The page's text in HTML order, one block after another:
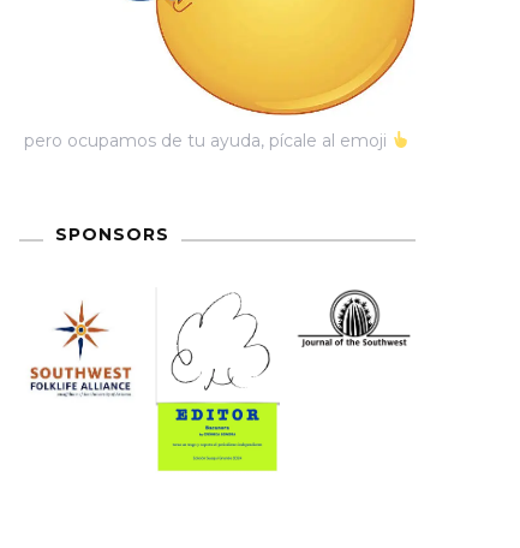
pero ocupamos de tu ayuda, pícale al emoji
SPONSORS